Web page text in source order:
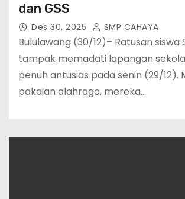
dan GSS
Des 30, 2025 SMP CAHAYA
Bululawang (30/12)– Ratusan siswa
tampak memadati lapangan
penuh antusias pada senin (29/12).
pakaian olahraga, mereka…